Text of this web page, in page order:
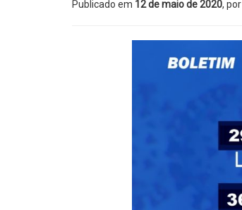
Publicado em 12 de maio de 2020, por